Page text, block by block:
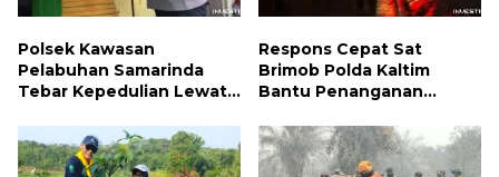
Polsek Kawasan
Pelabuhan Samarinda
Tebar Kepedulian Lewat
Sungai Dama Terima
Bantuan Sosial
Respons Cepat Sat
Brimob Polda Kaltim
Bantu Penanganan
Samarinda